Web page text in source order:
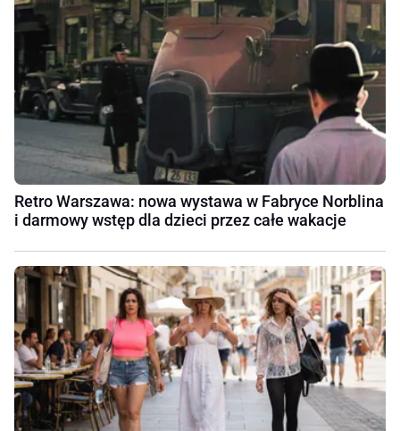
Retro Warszawa: nowa wystawa w Fabryce Norblina
i darmowy wstęp dla dzieci przez całe wakacje